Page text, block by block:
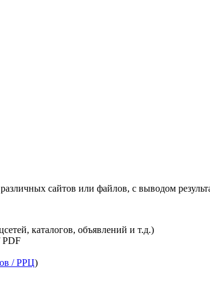
сайтов или файлов, с выводом
каталогов, объявлений и т.д.)
PDF
/ РРЦ)